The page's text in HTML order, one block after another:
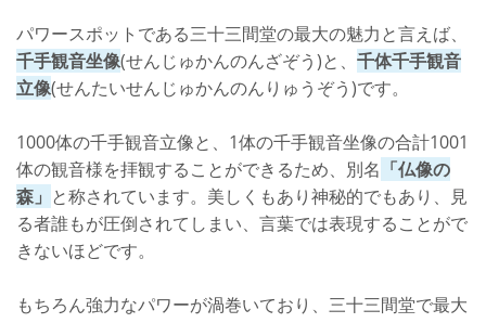
パワースポットである三十三間堂の最大の魅力と言えば、
千手観音坐像(せんじゅかんのんざぞう)と、 千体千手観音
立像(せんたいせんじゅかんのんりゅうぞう)です。
1000体の千手観音立像と、1体の千手観音坐像の合計1001
体の観音様を拝観することができるため、別名 「仏像の
森」 と称されています。美しくもあり神秘的でもあり、見
る者誰もが圧倒されてしまい、言葉では表現することがで
きないほどです。
もちろん強力なパワーが渦巻いており、三十三間堂で最大